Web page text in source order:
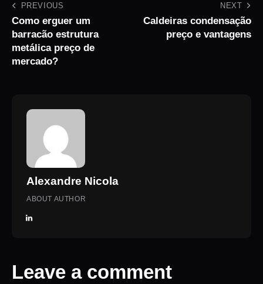
PREVIOUS
Como erguer um
barracão estrutura
metálica preço de
mercado?
NEXT
Caldeiras condensação
preço e vantagens
Alexandre Nicola
ABOUT AUTHOR
Leave a comment